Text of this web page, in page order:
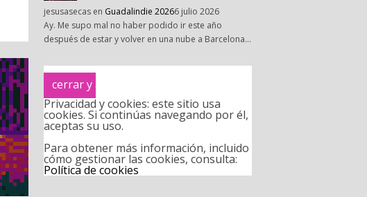
jesusasecas en Guadalindie 20266 julio 2026
Ay. Me supo mal no haber podido ir este año
después de estar y volver en una nube a Barcelona…
Privacidad y cookies: este sitio usa
cookies. Si continúas navegando por él,
aceptas su uso.
Para obtener más información, incluido
cómo gestionar las cookies, consulta:
Política de cookies